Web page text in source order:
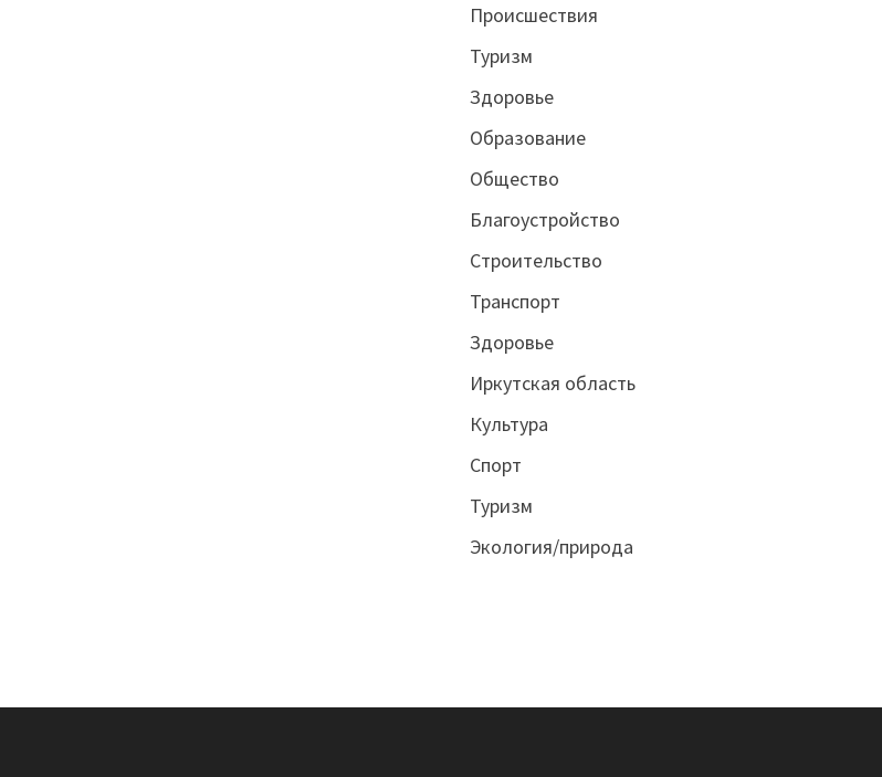
Происшествия
Туризм
Здоровье
Образование
Общество
Благоустройство
Строительство
Транспорт
Здоровье
Иркутская область
Культура
Спорт
Туризм
Экология/природа